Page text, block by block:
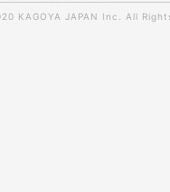
KAGOYA JAPAN Inc. All